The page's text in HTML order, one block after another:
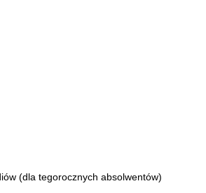
(dla tegorocznych absolwentów)